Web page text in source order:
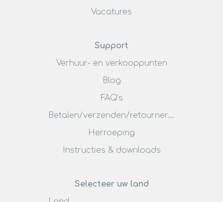
Vacatures
Support
Verhuur- en verkooppunten
Blog
FAQ’s
Betalen/verzenden/retourneren
Herroeping
Instructies & downloads
Selecteer uw land